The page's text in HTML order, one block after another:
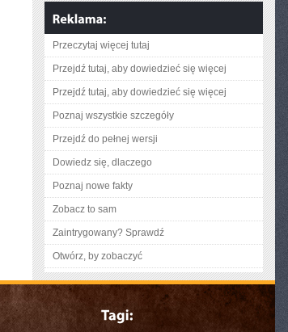
Przeczytaj więcej tutaj
Przejdź tutaj, aby dowiedzieć się więcej
Przejdź tutaj, aby dowiedzieć się więcej
Poznaj wszystkie szczegóły
Przejdź do pełnej wersji
Dowiedz się, dlaczego
Poznaj nowe fakty
Zobacz to sam
Zaintrygowany? Sprawdź
Otwórz, by zobaczyć